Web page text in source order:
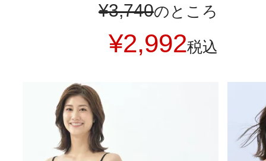
¥3,740のところ
¥2,992税込